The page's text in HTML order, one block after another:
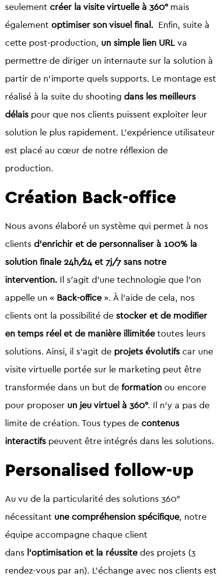
seulement créer la visite virtuelle à 360° mais
également optimiser son visuel final. Enfin, suite à
cette post-production, un simple lien URLva
permettre de diriger un internaute sur la solution à
partir de n’importe quels supports. Le montage est
réalisé à la suite du shooting dans les meilleurs
délais pour que nos clients puissent exploiter leur
solution le plus rapidement. L’expérience utilisateur
est placé au cœur de notre réflexion de
production.
Création Back-office
Nous avons élaboré un système qui permet à nos
clients d’enrichir et de personnaliser à 100% la
solution finale 24h/24 et 7j/7 sans notre
intervention. Il s’agit d’une technologie que l’on
appelle un « Back-office ». À l’aide de cela, nos
clients ont la possibilité de stocker et de modifier
en temps réel et de manière illimitée toutes leurs
solutions. Ainsi, il s’agit de projets évolutifs car une
visite virtuelle portée sur le marketing peut être
transformée dans un but de formation ou encore
pour proposer un jeu virtuel à 360°. Il n’y a pas de
limite de création. Tous types de contenus
interactifs peuvent être intégrés dans les solutions.
Personalised follow-up
Au vu de la particularité des solutions 360°
nécessitant une compréhension spécifique, notre
équipe accompagne chaque client
dans l’optimisation et la réussite des projets (3
rendez-vous par an). L’échange avec nos clients est